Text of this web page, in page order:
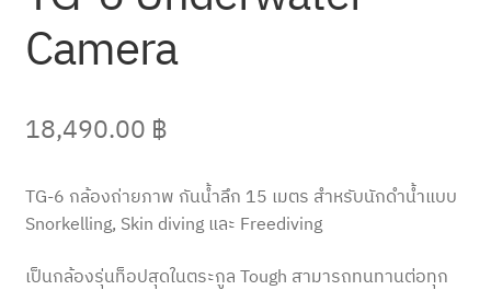
Camera
18,490.00 ฿
TG-6 กล้องถ่ายภาพ กันน้ำลึก 15 เมตร สำหรับนักดำน้ำแบบ
Snorkelling, Skin diving และ Freediving
เป็นกล้องรุ่นท็อปสุดในตระกูล Tough สามารถทนทานต่อทุก